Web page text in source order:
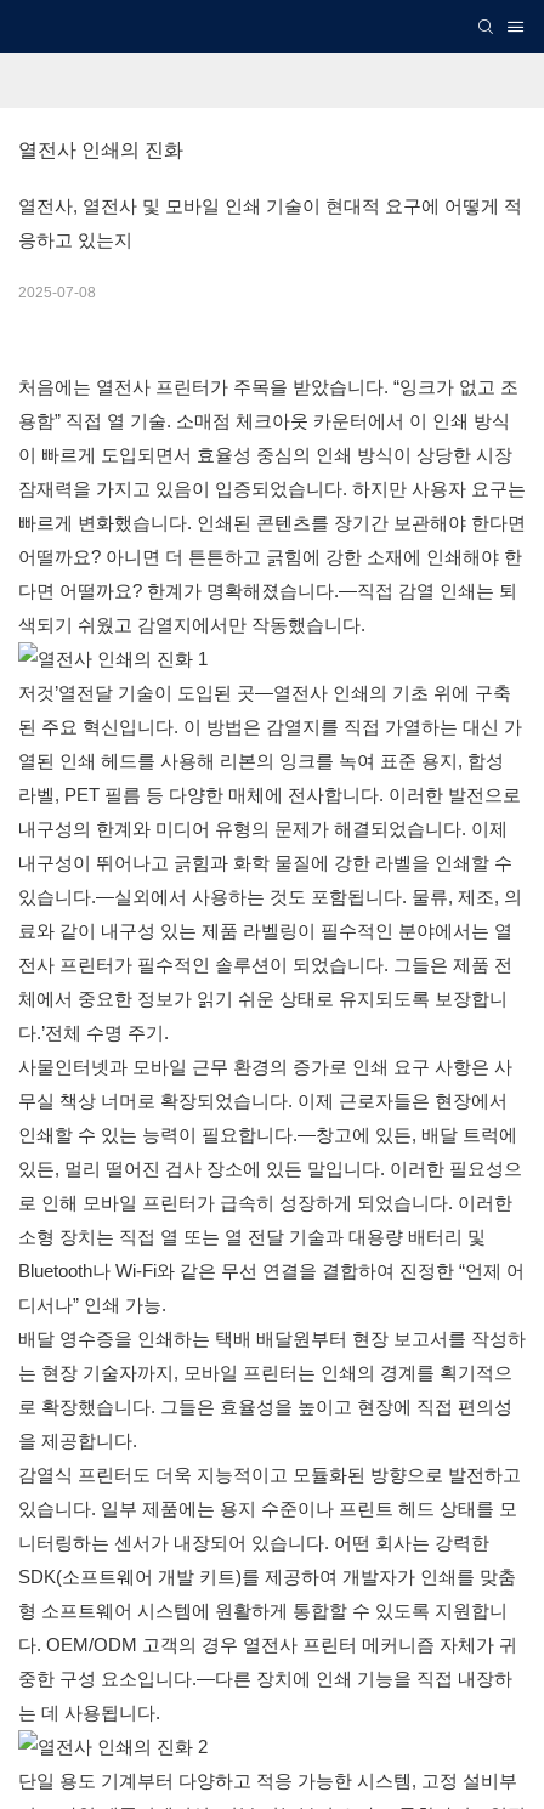
열전사 인쇄의 진화
열전사, 열전사 및 모바일 인쇄 기술이 현대적 요구에 어떻게 적
응하고 있는지
2025-07-08
처음에는 열전사 프린터가 주목을 받았습니다. “잉크가 없고 조
용함” 직접 열 기술. 소매점 체크아웃 카운터에서 이 인쇄 방식
이 빠르게 도입되면서 효율성 중심의 인쇄 방식이 상당한 시장
잠재력을 가지고 있음이 입증되었습니다. 하지만 사용자 요구는
빠르게 변화했습니다. 인쇄된 콘텐츠를 장기간 보관해야 한다면
어떨까요? 아니면 더 튼튼하고 긁힘에 강한 소재에 인쇄해야 한
다면 어떨까요? 한계가 명확해졌습니다.—직접 감열 인쇄는 퇴
색되기 쉬웠고 감열지에서만 작동했습니다.
저것’열전달 기술이 도입된 곳—열전사 인쇄의 기초 위에 구축
된 주요 혁신입니다. 이 방법은 감열지를 직접 가열하는 대신 가
열된 인쇄 헤드를 사용해 리본의 잉크를 녹여 표준 용지, 합성
라벨, PET 필름 등 다양한 매체에 전사합니다. 이러한 발전으로
내구성의 한계와 미디어 유형의 문제가 해결되었습니다. 이제
내구성이 뛰어나고 긁힘과 화학 물질에 강한 라벨을 인쇄할 수
있습니다.—실외에서 사용하는 것도 포함됩니다. 물류, 제조, 의
료와 같이 내구성 있는 제품 라벨링이 필수적인 분야에서는 열
전사 프린터가 필수적인 솔루션이 되었습니다. 그들은 제품 전
체에서 중요한 정보가 읽기 쉬운 상태로 유지되도록 보장합니
다.’전체 수명 주기.
사물인터넷과 모바일 근무 환경의 증가로 인쇄 요구 사항은 사
무실 책상 너머로 확장되었습니다. 이제 근로자들은 현장에서
인쇄할 수 있는 능력이 필요합니다.—창고에 있든, 배달 트럭에
있든, 멀리 떨어진 검사 장소에 있든 말입니다. 이러한 필요성으
로 인해 모바일 프린터가 급속히 성장하게 되었습니다. 이러한
소형 장치는 직접 열 또는 열 전달 기술과 대용량 배터리 및
Bluetooth나 Wi-Fi와 같은 무선 연결을 결합하여 진정한 “언제 어
디서나” 인쇄 가능.
배달 영수증을 인쇄하는 택배 배달원부터 현장 보고서를 작성하
는 현장 기술자까지, 모바일 프린터는 인쇄의 경계를 획기적으
로 확장했습니다. 그들은 효율성을 높이고 현장에 직접 편의성
을 제공합니다.
감열식 프린터도 더욱 지능적이고 모듈화된 방향으로 발전하고
있습니다. 일부 제품에는 용지 수준이나 프린트 헤드 상태를 모
니터링하는 센서가 내장되어 있습니다. 어떤 회사는 강력한
SDK(소프트웨어 개발 키트)를 제공하여 개발자가 인쇄를 맞춤
형 소프트웨어 시스템에 원활하게 통합할 수 있도록 지원합니
다. OEM/ODM 고객의 경우 열전사 프린터 메커니즘 자체가 귀
중한 구성 요소입니다.—다른 장치에 인쇄 기능을 직접 내장하
는 데 사용됩니다.
단일 용도 기계부터 다양하고 적응 가능한 시스템, 고정 설비부